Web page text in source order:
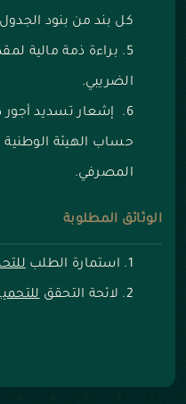
كل بند من بنود
براءة ذمة مالية
الضريبي.
إشعار تسديد أجور
حساب الهيئة
المصرفي.
الوثائق المطلوبة
استمارة الطلب
لائحة التحقق